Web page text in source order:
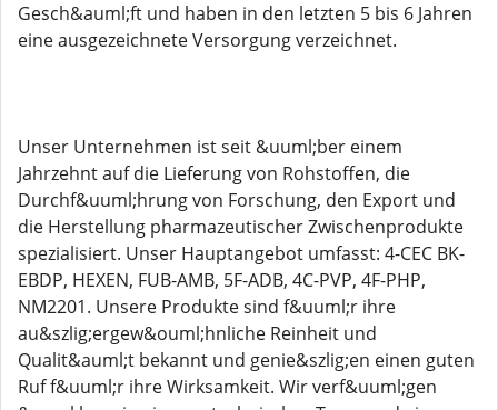
Gesch&auml;ft und haben in den letzten 5 bis 6 Jahren
eine ausgezeichnete Versorgung verzeichnet.
Unser Unternehmen ist seit &uuml;ber einem
Jahrzehnt auf die Lieferung von Rohstoffen, die
Durchf&uuml;hrung von Forschung, den Export und
die Herstellung pharmazeutischer Zwischenprodukte
spezialisiert. Unser Hauptangebot umfasst: 4-CEC BK-
EBDP, HEXEN, FUB-AMB, 5F-ADB, 4C-PVP, 4F-PHP,
NM2201. Unsere Produkte sind f&uuml;r ihre
au&szlig;ergew&ouml;hnliche Reinheit und
Qualit&auml;t bekannt und genie&szlig;en einen guten
Ruf f&uuml;r ihre Wirksamkeit. Wir verf&uuml;gen